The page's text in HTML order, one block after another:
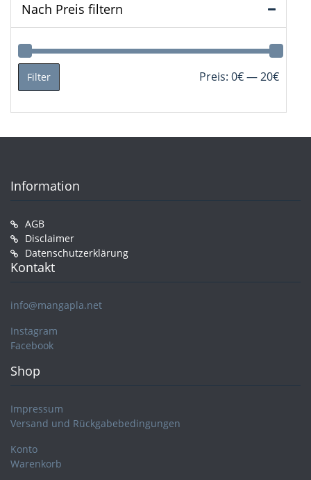
Nach Preis filtern
Min.
Max.
Filter Preis: 0€—20€
Information
AGB
Disclaimer
Datenschutzerklärung
Kontakt
info@mangapla.net
Instagram
Facebook
Shop
Impressum
Versand und Rückgabebedingungen
Konto
Warenkorb